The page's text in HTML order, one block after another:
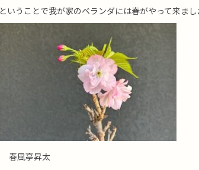
ということで我が家のベランダには春がやって来ま
春風亭昇太